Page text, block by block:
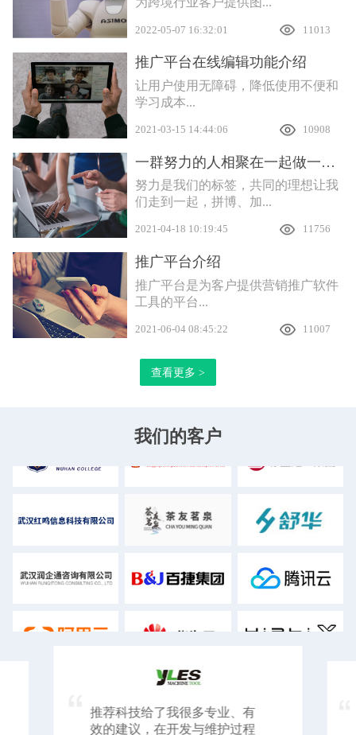
2022-05-07 16:32:01 11013
推广平台在线编辑功能介绍
让用户使用无障碍，降低使用不便和
学习成本...
2021-03-15 14:44:06 10908
一群努力的人相聚在一起做一件有意义的事
努力是我们的标签，共同的理想让我
们走到一起，拼博、加...
2021-04-18 10:19:45 11756
推广平台介绍
推广平台是为客户提供营销推广软件
工具的平台...
2021-06-04 08:45:22 11007
查看更多 >
我们的客户
推荐科技给了我很多专业、有
效的建议，在开发与维护过程